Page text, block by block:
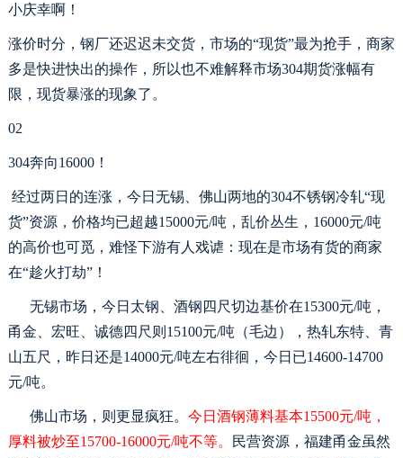
小庆幸啊！
涨价时分，钢厂还迟迟未交货，市场的“现货”最为抢手，商家
多是快进快出的操作，所以也不难解释市场304期货涨幅有
限，现货暴涨的现象了。
02
304奔向16000！
经过两日的连涨，今日无锡、佛山两地的304不锈钢冷轧“现
货”资源，价格均已超越1 5000元/吨，乱价丛生，16000元/吨
的高价也可觅，难怪下游有人戏谑：现在是市场有货的商家
在“趁火打劫”！
无锡市场，今日太钢、酒钢四尺切边基价在1 5300元/吨，
甬金、宏旺、诚德四尺则1 5100元/吨（毛边），热轧东特、青
山五尺，昨日还是14000元/吨左右徘徊，今日已14600-14700
元/吨。
佛山市场，则更显疯狂。 今日酒钢薄料基本1 5500元/吨，
厚料被炒至1 5700-16000元/吨不等。
民营资源，福建甬金虽然